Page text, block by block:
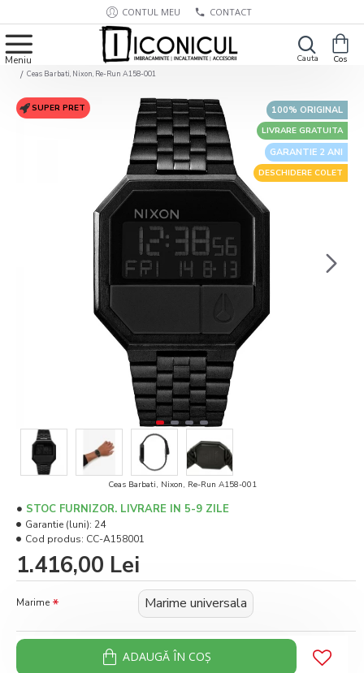
CONTUL MEU CONTACT
Ceas Barbati, Nixon, Re-Run A158-001
GARANTIE 2 ANI
100% ORIGINAL
LIVRARE GRATUITA
DESCHIDERE COLET
SUPER PRET
Ceas Barbati, Nixon, Re-Run A158-001
1.416,00 Lei
STOC FURNIZOR. LIVRARE IN 5-9 ZILE
Garantie (luni): 24
Cod produs: CC-A158001
Marime Marime universala
ADAUGĂ ÎN COŞ